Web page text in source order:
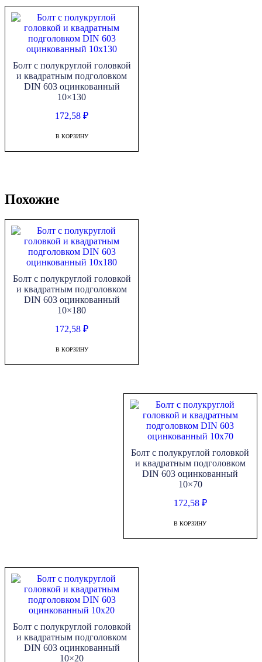
Болт с полукруглой головкой
и квадратным подголовком
DIN 603 оцинкованный
10×130
172,58₽
В КОРЗИНУ
Похожие
Болт с полукруглой головкой
и квадратным подголовком
DIN 603 оцинкованный
10×180
172,58₽
В КОРЗИНУ
Болт с полукруглой головкой
и квадратным подголовком
DIN 603 оцинкованный
10×70
172,58 ₽
В КОРЗИНУ
Болт с полукруглой головкой
и квадратным подголовком
DIN 603 оцинкованный
10×20